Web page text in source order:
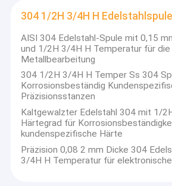
304 1/2H 3/4H H Edelstahlspule
AISI 304 Edelstahl-Spule mit 0,15
und 1/2H 3/4H H Temperatur für die
Metallbearbeitung
304 1/2H 3/4H H Temper Ss 304
Korrosionsbeständig
Präzisionsstanzen
Kaltgewalzter Edelstahl 304 mit 1/
Härtegrad für
kundenspezifische Härte
Präzision 0,08 2 mm Dicke 304
3/4H H Temperatur für